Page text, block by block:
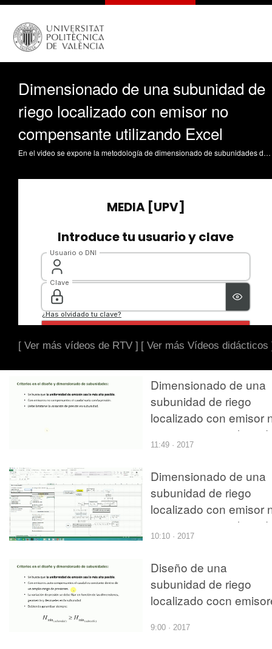
Dimensionado de una subunidad de
riego localizado con emisor no
compensante utilizando Excel
En el video se expone la metodología de dimensionado de subunidades de geometría rectangular con emisores no compensantes. A continuación se plantea un ejemplo concreto y se calcula utilizando una hoja de cálculo de Excel Arviza Valverde, J. (2017). Dimensionado de una subunidad de riego localizado con emisor no compensante utilizando Excel. https://riunet.upv.es/handle/10251/84646 DER
[ Ver más vídeos de RTV ] [ Ver más Vídeos didácticos
Dimensionado de una
subunidad de riego
localizado con emisor
compensante
Excel
11:49 · 2017
Dimensionado de una
subunidad de riego
localizado con emisor
compensante
Excel
10:10 · 2017
Diseño de una
subunidad de riego
localizado cocn
utilizando Excel
9:00 · 2017